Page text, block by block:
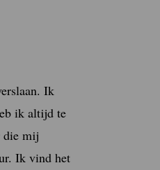
Ik
ik altijd te
die mij
Ik vind het